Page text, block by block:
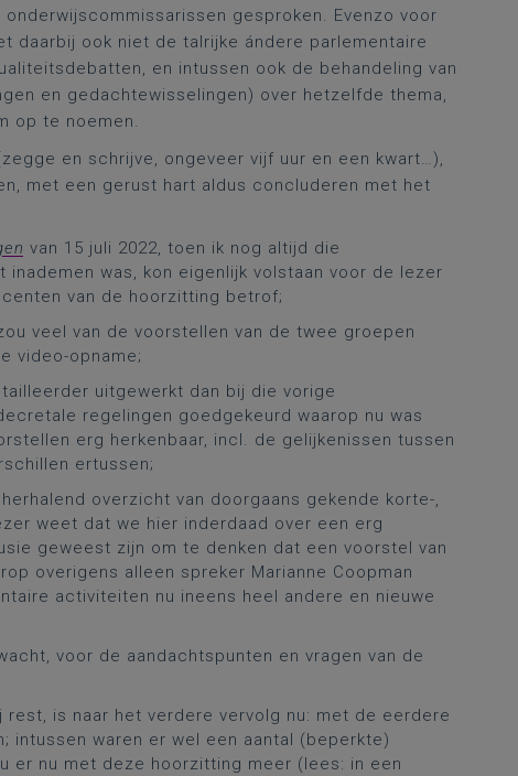
gesproken. Evenzo voor
daarbij ook niet de talrijke ándere parlementaire
en intussen ook de behandeling van
en gedachtewisselingen) over hetzelfde thema,
op te noemen.
en schrijve, ongeveer vijf uur en een kwart…),
met een gerust hart aldus concluderen met het
van 15 juli 2022, toen ik nog altijd die
was, kon eigenlijk volstaan voor de lezer
van de hoorzitting betrof;
veel van de voorstellen van de twee groepen
video-opname;
uitgewerkt dan bij die vorige
regelingen goedgekeurd waarop nu was
erg herkenbaar, incl. de gelijkenissen tussen
ertussen;
overzicht van doorgaans gekende korte-,
weet dat we hier inderdaad over een erg
geweest zijn om te denken dat een voorstel van
overigens alleen spreker Marianne Coopman
activiteiten nu ineens heel andere en nieuwe
voor de aandachtspunten en vragen van de
is naar het verdere vervolg nu: met de eerdere
intussen waren er wel een aantal (beperkte)
er nu met deze hoorzitting meer (lees: in een